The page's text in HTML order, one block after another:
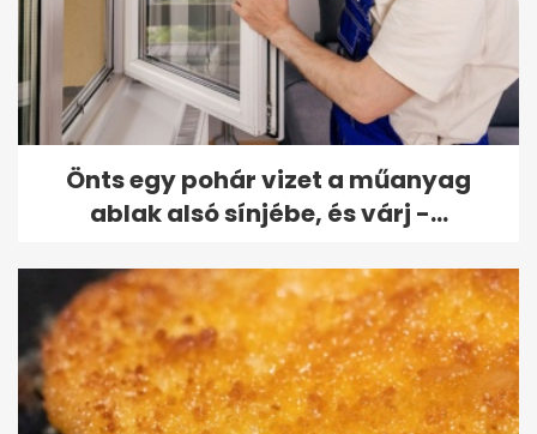
Önts egy pohár vizet a műanyag
ablak alsó sínjébe, és várj -...